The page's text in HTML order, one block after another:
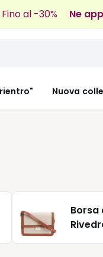
Fino al -30% Ne
Nuova